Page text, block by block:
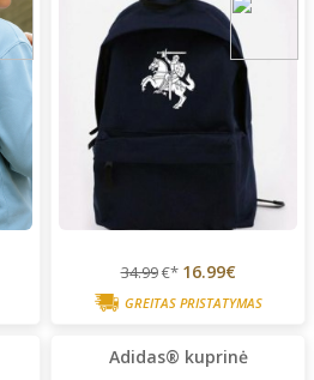
34.99€* 16.99€
GREITAS PRISTATYMAS
Adidas® kuprinė